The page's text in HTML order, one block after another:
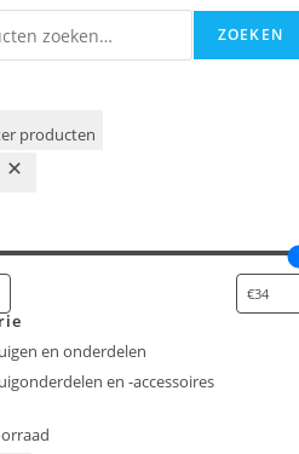
ZOEKEN
producten
en onderdelen
en -accessoires